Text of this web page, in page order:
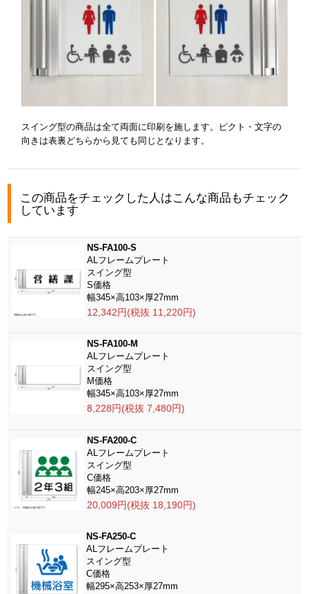
スイング型の商品は全て両面に印刷を施します。ピクト・文字の
向きは表裏どちらから見ても同じとなります。
この商品をチェックした人はこんな商品もチェック
しています
NS-FA100-S
ALフレームプレート
スイング型
S価格
幅345×高103×厚27mm
12,342円(税抜 11,220円)
NS-FA100-M
ALフレームプレート
スイング型
M価格
幅345×高103×厚27mm
8,228円(税抜 7,480円)
NS-FA200-C
ALフレームプレート
スイング型
C価格
幅245×高203×厚27mm
20,009円(税抜 18,190円)
NS-FA250-C
ALフレームプレート
スイング型
C価格
幅295×高253×厚27mm